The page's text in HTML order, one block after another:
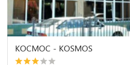
КОСМОС - KOSMOS